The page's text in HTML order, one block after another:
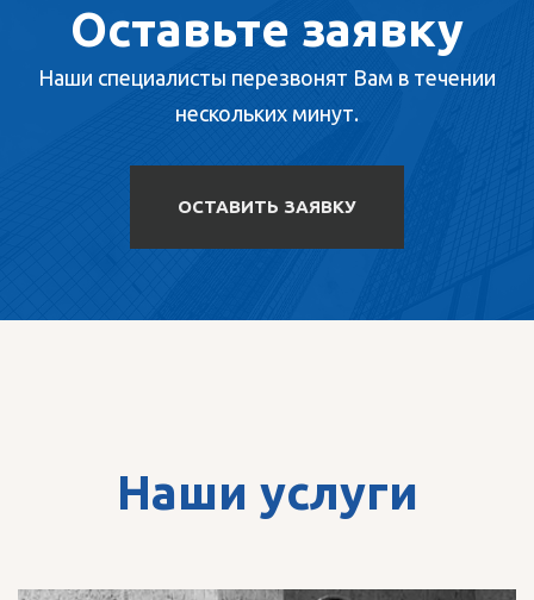
Оставьте заявку
Наши специалисты перезвонят Вам в течении
нескольких минут.
ОСТАВИТЬ ЗАЯВКУ
Наши услуги